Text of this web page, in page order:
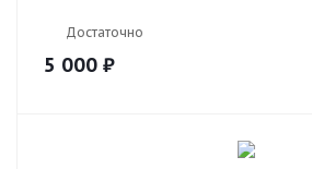
Достаточно
5 000 ₽